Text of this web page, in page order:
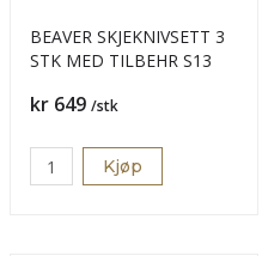
BEAVER SKJEKNIVSETT 3
STK MED TILBEHR S13
Pris
kr 649 /stk
Kjøp